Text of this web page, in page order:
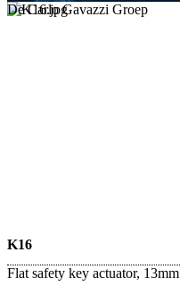
De Carlo Gavazzi Groep
K16
Flat safety key actuator, 13mm